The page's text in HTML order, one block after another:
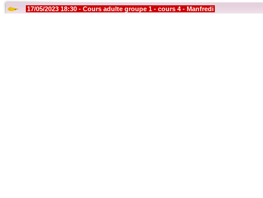
17/05/2023 18:30 - Cours adulte groupe 1 - cours 4 - Manfredi